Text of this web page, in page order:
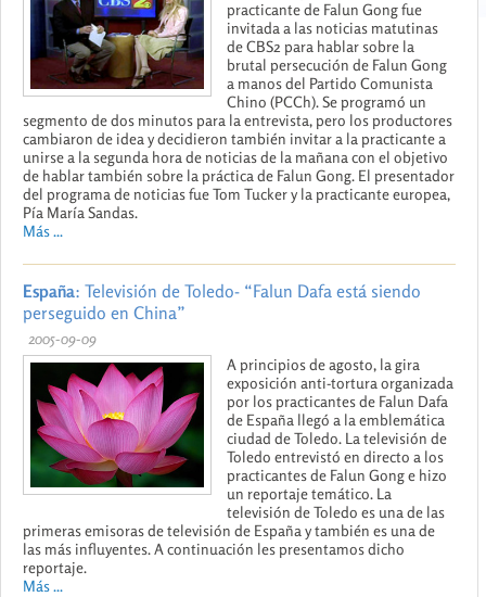
practicante de Falun Gong fue
invitada a las noticias matutinas
de CBS2 para hablar sobre la
brutal persecución de Falun Gong
a manos del Partido Comunista
Chino (PCCh). Se programó un
segmento de dos minutos para la entrevista, pero los productores
cambiaron de idea y decidieron también invitar a la practicante a
unirse a la segunda hora de noticias de la mañana con el objetivo
de hablar también sobre la práctica de Falun Gong. El presentador
del programa de noticias fue Tom Tucker y la practicante europea,
Pía María Sandas.
Más ...
España: Televisión de Toledo- “Falun Dafa está siendo
perseguido en China”
2005-09-09
A principios de agosto, la gira
exposición anti-tortura organizada
por los practicantes de Falun Dafa
de España llegó a la emblemática
ciudad de Toledo. La televisión de
Toledo entrevistó en directo a los
practicantes de Falun Gong e hizo
un reportaje temático. La
televisión de Toledo es una de las
primeras emisoras de televisión de España y también es una de
las más influyentes. A continuación les presentamos dicho
reportaje.
Más ...